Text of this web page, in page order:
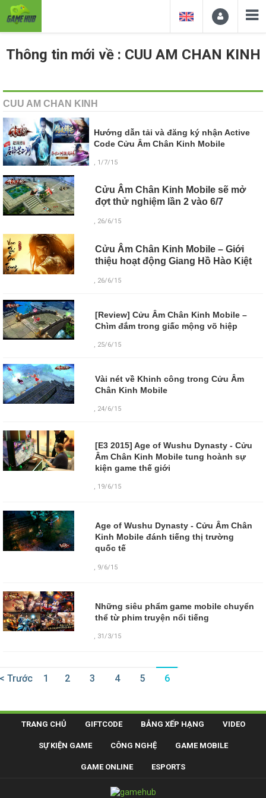
Thông tin mới về : CUU AM CHAN KINH
CUU AM CHAN KINH
Hướng dẫn tải và đăng ký nhận Active
Code Cửu Âm Chân Kinh Mobile
, 1/7/15
Cửu Âm Chân Kinh Mobile sẽ mở
đợt thử nghiệm lần 2 vào 6/7
, 26/6/15
Cửu Âm Chân Kinh Mobile – Giới
thiệu hoạt động Giang Hồ Hào Kiệt
, 26/6/15
[Review] Cửu Âm Chân Kinh Mobile –
Chìm đắm trong giấc mộng võ hiệp
, 25/6/15
Vài nét về Khinh công trong Cửu Âm
Chân Kinh Mobile
, 24/6/15
[E3 2015] Age of Wushu Dynasty - Cửu
Âm Chân Kinh Mobile tung hoành sự
kiện game thế giới
, 19/6/15
Age of Wushu Dynasty - Cửu Âm Chân
Kinh Mobile đánh tiếng thị trường
quốc tế
9/6/15
Những siêu phẩm game mobile chuyển
thể từ phim truyện nổi tiếng
, 31/3/15
< Trước 1 2 3 4 5 6
TRANG CHỦ GIFTCODE BẢNG XẾP HẠNG VIDEO
SỰ KIỆN GAME CÔNG NGHỆ GAME MOBILE
GAME ONLINE ESPORTS